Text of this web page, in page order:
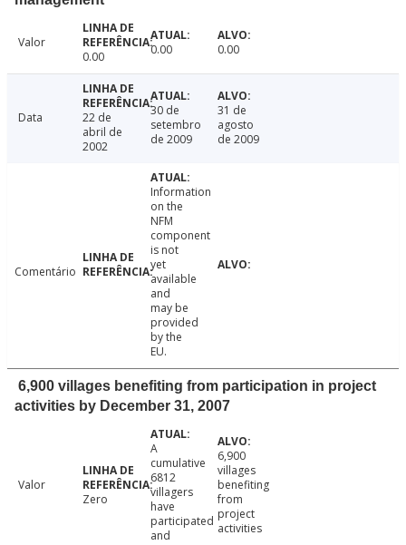
Valor
0.00
0.00 0.00
Data
22 de
abril de
2002
30 de
setembro
de 2009
31 de
agosto
de 2009
Comentário
Information
on the
NFM
component
is not
yet
available
and
may be
provided
by the
EU.
6,900 villages benefiting from participation in project
activities by December 31, 2007
Valor
Zero
A
cumulative
6812
villagers
have
participated
and
6,900
villages
benefiting
from
project
activities